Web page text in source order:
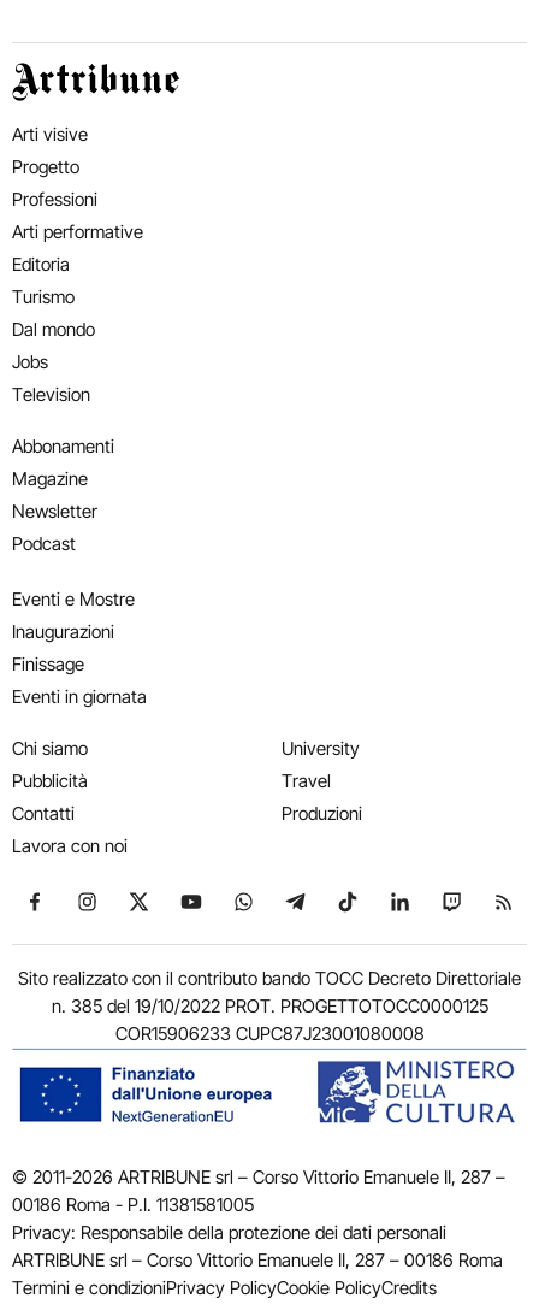
Artribune
Arti visive
Progetto
Professioni
Arti performative
Editoria
Turismo
Dal mondo
Jobs
Television
Abbonamenti
Magazine
Newsletter
Podcast
Eventi e Mostre
Inaugurazioni
Finissage
Eventi in giornata
Chi siamo
Pubblicità
Contatti
Lavora con noi
University
Travel
Produzioni
Seguici su Facebook
Seguici su Instagram
Seguici su X
Seguici su YouTube
Seguici su WhatsApp
Seguici su Telegram
Seguici su TikTok
Seguici su
Seguici
Sito realizzato con il contributo bando TOCC Decreto Direttoriale
n. 385 del 19/10/2022 PROT. PROGETTOTOCC0000125
COR15906233 CUPC87J23001080008
© 2011-2026 ARTRIBUNE srl – Corso Vittorio Emanuele II, 287 –
00186 Roma - P.I. 11381581005
Privacy: Responsabile della protezione dei dati personali
ARTRIBUNE srl – Corso Vittorio Emanuele II, 287 – 00186 Roma
Termini e condizioniPrivacy PolicyCookie PolicyCredits